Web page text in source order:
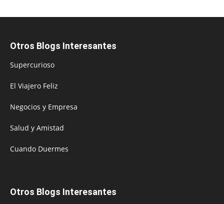
Otros Blogs Interesantes
Supercurioso
El Viajero Feliz
Negocios y Empresa
Salud y Amistad
Cuando Duermes
Otros Blogs Interesantes